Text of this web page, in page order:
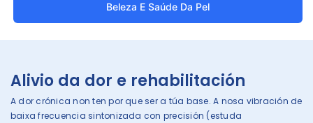
Beleza E Saúde Da Pel
Alivio da dor e rehabilitación
A dor crónica non ten por que ser a túa base. A nosa vibración de
baixa frecuencia sintonizada con precisión (estuda